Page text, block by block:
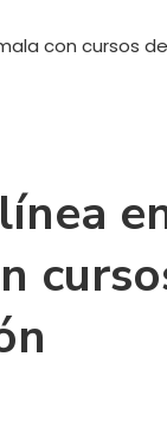
con cursos de